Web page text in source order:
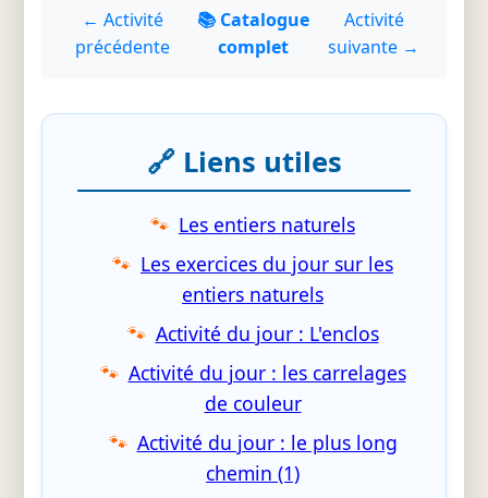
← Activité
précédente
📚 Catalogue
complet
Activité
suivante →
🔗 Liens utiles
Les entiers naturels
Les exercices du jour sur les
entiers naturels
Activité du jour : L'enclos
Activité du jour : les carrelages
de couleur
Activité du jour : le plus long
chemin (1)